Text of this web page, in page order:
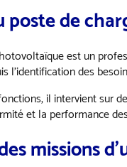
poste de
est un
l’identification des
il intervient sur
et la performance
missions